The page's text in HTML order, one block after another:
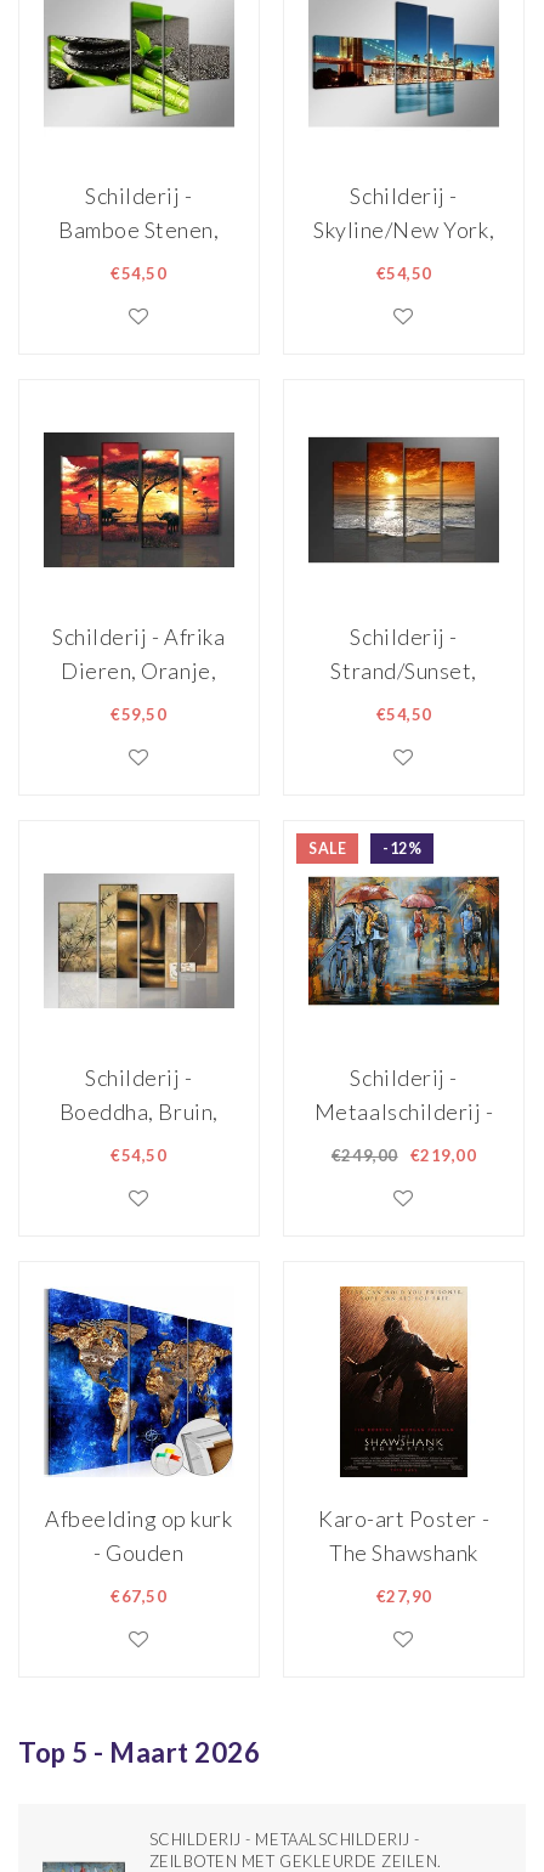
Schilderij -
Bamboe Stenen,
Groen/Zwart,
€54,50
Schilderij -
Skyline/New York,
Blauw, 160X70cm,
€54,50
Schilderij - Afrika
Dieren, Oranje,
130X80cm, 4luik
€59,50
Schilderij -
Strand/Sunset,
Oranje, 130X80cm,
€54,50
Schilderij -
Boeddha, Bruin,
130X80cm, 4luik
€54,50
SALE -12%
Schilderij -
Metaalschilderij -
Verliefd in de
uitvoering,
handgeschilderd,
ophanghaakjes
meegeleverd
€249,00 €219,00
Afbeelding op kurk
- Gouden
Continenten ,
Blauw/Goud, 3luik
€67,50
Karo-art Poster -
The Shawshank
Redemption,
Filmposter,
€27,90
Top 5 - Maart 2026
SCHILDERIJ - METAALSCHILDERIJ -
ZEILBOTEN MET GEKLEURDE ZEILEN.